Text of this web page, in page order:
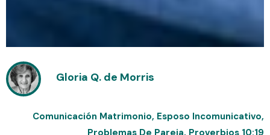
Gloria Q. de Morris
Comunicación Matrimonio, Esposo Incomunicativo,